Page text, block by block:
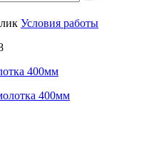
Условия работы
400мм